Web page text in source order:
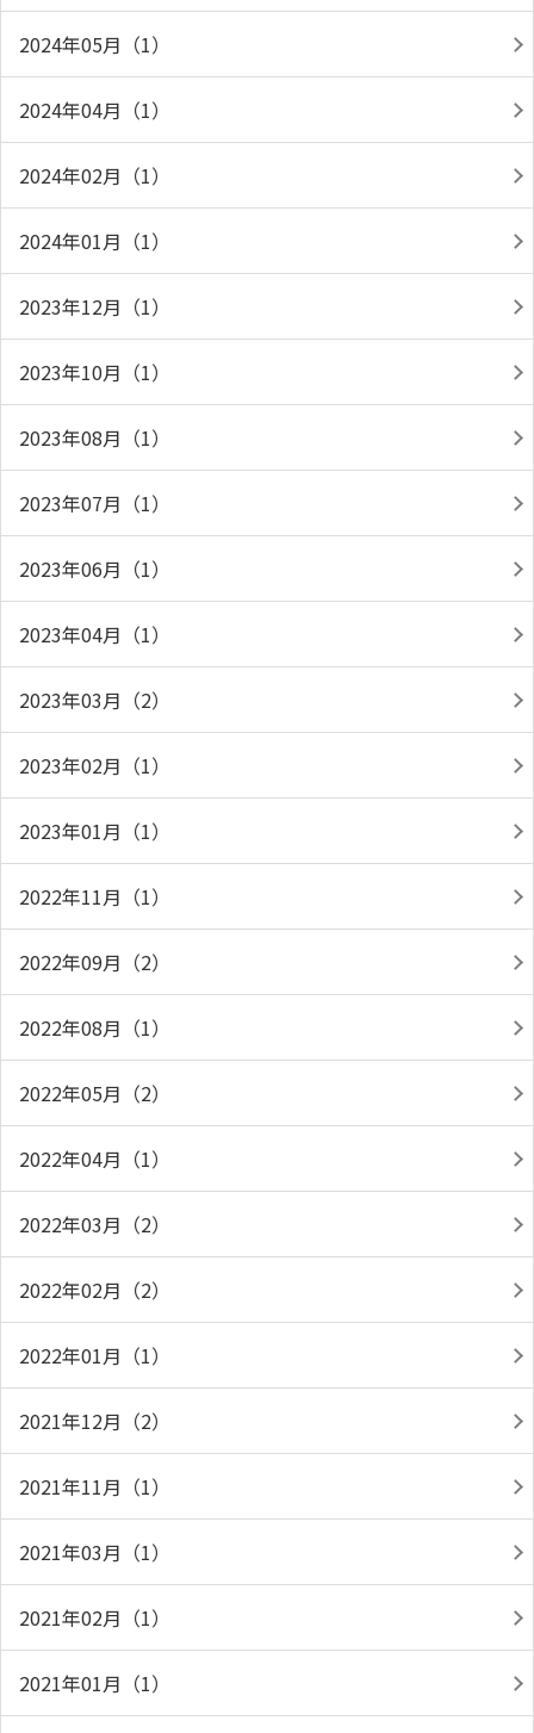
2024年05月（1）
2024年04月（1）
2024年02月（1）
2024年01月（1）
2023年12月（1）
2023年10月（1）
2023年08月（1）
2023年07月（1）
2023年06月（1）
2023年04月（1）
2023年03月（2）
2023年02月（1）
2023年01月（1）
2022年11月（1）
2022年09月（2）
2022年08月（1）
2022年05月（2）
2022年04月（1）
2022年03月（2）
2022年02月（2）
2022年01月（1）
2021年12月（2）
2021年11月（1）
2021年03月（1）
2021年02月（1）
2021年01月（1）